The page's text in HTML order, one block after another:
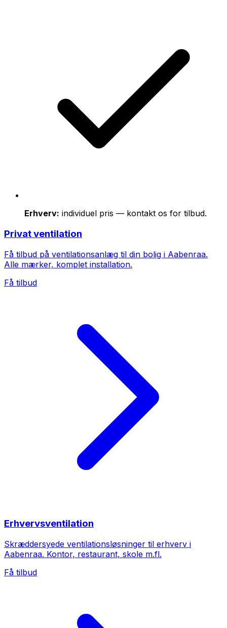
Erhverv: individuel pris — kontakt os for tilbud.
Privat ventilation
Få tilbud på ventilationsanlæg til din bolig i Aabenraa.
Alle mærker, komplet installation.
Få tilbud
Erhvervsventilation
Skræddersyede ventilationsløsninger til erhverv i
Aabenraa. Kontor, restaurant, skole m.fl.
Få tilbud